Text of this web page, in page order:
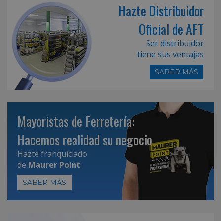
Hazte Distribuidor
Oficial de AFT
Ser distribuidor
tiene sus ventajas
SABER MÁS
Mayoristas de Ferretería:
Hacemos realidad su negocio
Hazte franquiciado
de Maurer Point
SABER MÁS